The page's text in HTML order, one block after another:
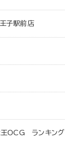
子駅前店
王OCG ランキング